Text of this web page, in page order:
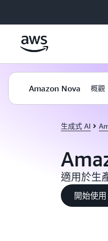
Amazon Nova 概觀
生成式 AI
適用於生
開始使用